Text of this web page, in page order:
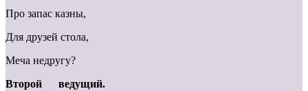
Про запас казны,
Для друзей стола,
Меча недругу?
Второй ведущий.